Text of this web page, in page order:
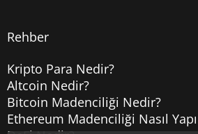
Rehber
Kripto Para Nedir?
Altcoin Nedir?
Bitcoin Madenciliği Nedir?
Ethereum Madenciliği Nasıl